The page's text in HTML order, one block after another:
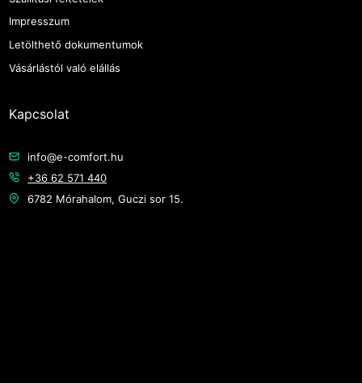
Impresszum
Letölthető dokumentumok
Vásárlástól való elállás
Kapcsolat
info@e-comfort.hu
+36 62 571 440
6782 Mórahalom, Guczi sor 15.